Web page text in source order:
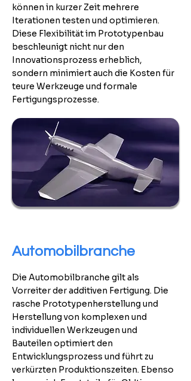
können in kurzer Zeit mehrere
Iterationen testen und optimieren.
Diese Flexibilität im Prototypenbau
beschleunigt nicht nur den
Innovationsprozess erheblich,
sondern minimiert auch die Kosten für
teure Werkzeuge und formale
Fertigungsprozesse.
Automobilbranche
Die Automobilbranche gilt als
Vorreiter der additiven Fertigung. Die
rasche Prototypenherstellung und
Herstellung von komplexen und
individuellen Werkzeugen und
Bauteilen optimiert den
Entwicklungsprozess und führt zu
verkürzten Produktionszeiten. Ebenso